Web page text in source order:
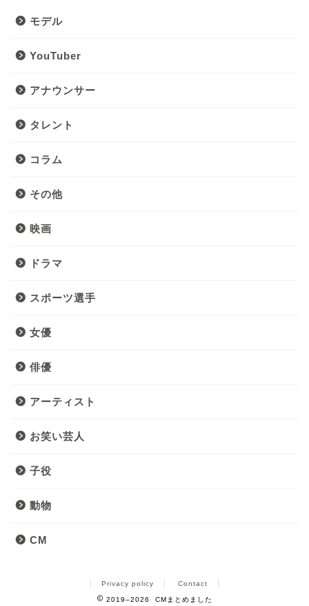
モデル
YouTuber
アナウンサー
タレント
コラム
その他
映画
ドラマ
スポーツ選手
女優
俳優
アーティスト
お笑い芸人
子役
動物
CM
Privacy policy Contact
2019–2026 CMまとめました